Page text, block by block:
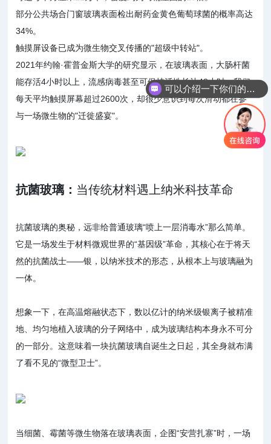
部分公共场合门窗玻璃表面检出耐药金黄色葡萄球菌的概率高达
34%。
触摸屏设备已成为微生物交叉传播的"超级中转站"。
2021年约翰·霍普金斯大学的研究显示，在玻璃表面，大肠杆菌
能存活4小时以上，流感病毒甚至可保持活性长达48小时。我们
每天平均触摸屏幕超过2600次，却很少意识到每次滑动都在参
与一场微生物的"迁徙盛宴"。
抗菌玻璃： 当传统材料遇上纳米科技革命
抗菌玻璃的奥秘，远非给普通玻璃“喷上一层消毒水”那么简单。
它是一场发生于材料微观世界的“基因级”革命，其核心在于将天
然的抗菌战士——银，以纳米技术的形态，从根本上与玻璃融为
一体。
想象一下，在高温熔融状态下，数以亿计的纳米级银离子被精准
地、均匀地植入玻璃的分子网络中，成为玻璃结构本身永不可分
的一部分。这意味着一块抗菌玻璃自诞生之日起，其全身就布满
了看不见的“微型卫士”。
当细菌、霉菌等微生物落在玻璃表面，企图“安营扎寨”时，一场
可以介绍一下你们的抗菌产品吗